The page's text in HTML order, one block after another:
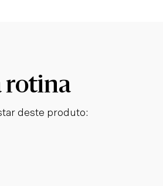
rotina
deste produto: